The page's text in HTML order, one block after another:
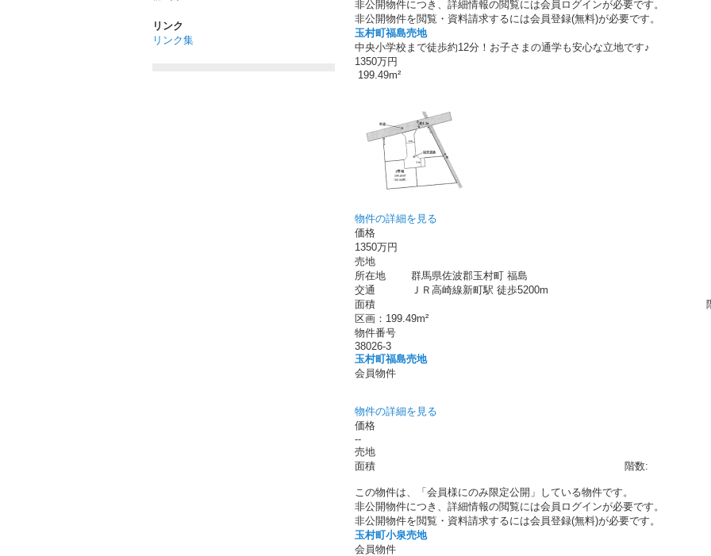
非公開物件につき、詳細情報の閲覧には会員ログインが必要です。
非公開物件を閲覧・資料請求するには会員登録(無料)が必要です。
玉村町福島売地
中央小学校まで徒歩約12分！お子さまの通学も安心な立地です♪
1350万円
199.49m²
物件の詳細を見る
価格
1350万円
売地
所在地
群馬県佐波郡玉村町 福島
交通
ＪＲ高崎線新町駅 徒歩5200m
面積
区画：199.49m²
物件番号
38026-3
玉村町福島売地
会員物件
物件の詳細を見る
価格
--
売地
面積
階数:
この物件は、「会員様にのみ限定公開」している物件です。
非公開物件につき、詳細情報の閲覧には会員ログインが必要です。
非公開物件を閲覧・資料請求するには会員登録(無料)が必要です。
玉村町小泉売地
会員物件
リンク
リンク集